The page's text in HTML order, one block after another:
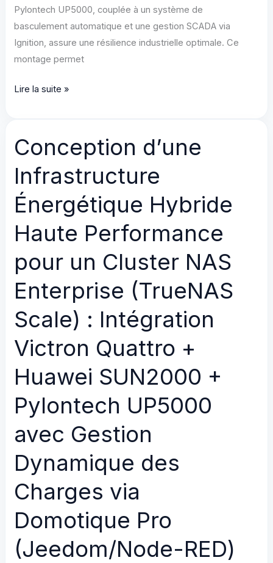
Pylontech UP5000, couplée à un système de
basculement automatique et une gestion SCADA via
Ignition, assure une résilience industrielle optimale. Ce
montage permet
Conception
Énergétique
Critique
pour
un
Cluster
Haute
Intégration
Quattro
Huawei
SUN2000
+
Pylontech
UP5000
avec
Automatique
et
Gestion
SCADA
pour
Lire la suite »
Conception d’une
Infrastructure
Énergétique Hybride
Haute Performance
pour un Cluster NAS
Enterprise (TrueNAS
Scale) : Intégration
Victron Quattro +
Huawei SUN2000 +
Pylontech UP5000
avec Gestion
Dynamique des
Charges via
Domotique Pro
(Jeedom/Node-RED)